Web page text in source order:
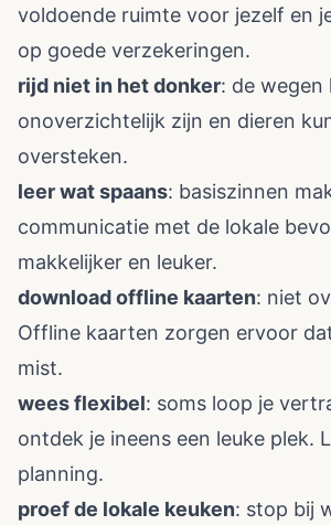
voldoende ruimte voor jezelf en
op goede verzekeringen.
rijd niet in het donker: de wegen
onoverzichtelijk zijn en dieren
oversteken.
leer wat spaans: basiszinnen
communicatie met de lokale
makkelijker en leuker.
download offline kaarten: niet
Offline kaarten zorgen ervoor
mist.
wees flexibel: soms loop je
ontdek je ineens een leuke plek.
planning.
proef de lokale keuken: stop bij